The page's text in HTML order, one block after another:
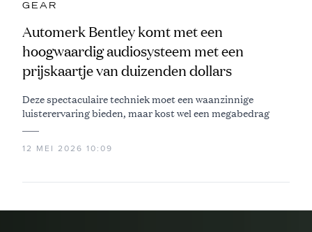
GEAR
Automerk Bentley komt met een
hoogwaardig audiosysteem met een
prijskaartje van duizenden dollars
Deze spectaculaire techniek moet een waanzinnige
luisterervaring bieden, maar kost wel een megabedrag
12 MEI 2026 10:09